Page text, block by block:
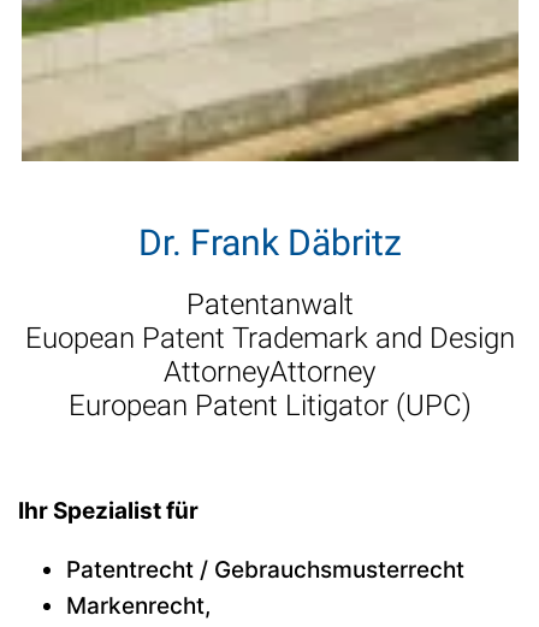
Dr. Frank Däbritz
Patentanwalt
Euopean Patent Trademark and Design
AttorneyAttorney
European Patent Litigator (UPC)
Ihr Spezialist für
Patentrecht / Gebrauchsmusterrecht
Markenrecht,